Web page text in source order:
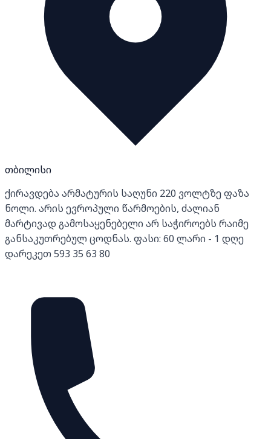
თბილისი
ქირავდება არმატურის საღუნი 220 ვოლტზე ფაზა
ნოლი. არის ევროპული წარმოების, ძალიან
მარტივად გამოსაყენებელი არ საჭიროებს რაიმე
განსაკუთრებულ ცოდნას. ფასი: 60 ლარი - 1 დღე
დარეკეთ 593 35 63 80